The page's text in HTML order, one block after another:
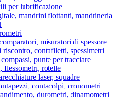
per lubrificazione
mandrini flottanti, mandrineria
misuratori di spessore
contafiletti, spessimetri
punte per tracciare
flessometri, rotelle
laser, squadre
contacolpi, cronometri
durometri, dinamometri